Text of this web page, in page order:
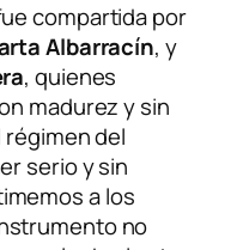
compartida por
Albarracín, y
, quienes
madurez y sin
del
serio y sin
a los
no